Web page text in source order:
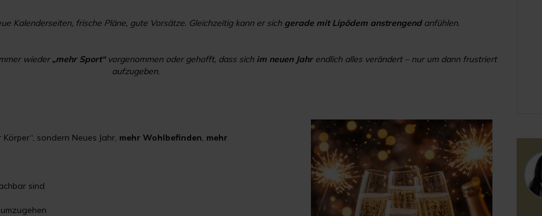
Kalenderseiten, frische Pläne, gute Vorsätze. Gleichzeitig kann er sich gerade mit Lipödem anstrengendanfühlen.
wieder„mehr Sport“vorgenommen oder gehofft, dass sich im neuen Jahrendlich alles verändert – nur um dann frustriert
aufzugeben.
Körper“, sondern Neues Jahr, mehr Wohlbefinden, mehr
sind